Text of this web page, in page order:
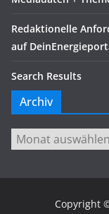
Redaktionelle
auf
Search Results
Archiv
Archiv
Copyright